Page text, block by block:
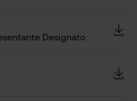
Designato